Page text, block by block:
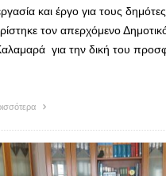
και έργο για τους δημότες
τον απερχόμενο
για την δική του